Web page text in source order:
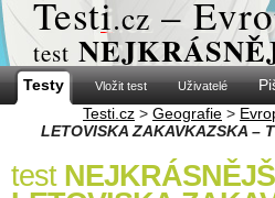
Testi.cz –
test
Testy Vložit test Uživatelé
Testi.cz > Geografie >
LETOVISKA ZAKAVKAZSKA –
test